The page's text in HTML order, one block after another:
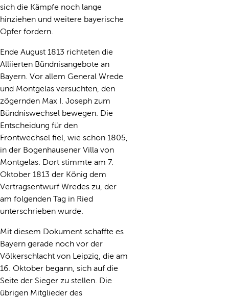
sich die Kämpfe noch lange
hinziehen und weitere bayerische
Opfer fordern.
Ende August 1813 richteten die
Alliierten Bündnisangebote an
Bayern. Vor allem General Wrede
und Montgelas versuchten, den
zögernden Max I. Joseph zum
Bündniswechsel bewegen. Die
Entscheidung für den
Frontwechsel fiel, wie schon 1805,
in der Bogenhausener Villa von
Montgelas. Dort stimmte am 7.
Oktober 1813 der König dem
Vertragsentwurf Wredes zu, der
am folgenden Tag in Ried
unterschrieben wurde.
Mit diesem Dokument schaffte es
Bayern gerade noch vor der
Völkerschlacht von Leipzig, die am
16. Oktober begann, sich auf die
Seite der Sieger zu stellen. Die
übrigen Mitglieder des